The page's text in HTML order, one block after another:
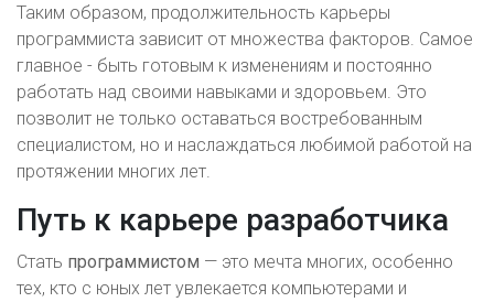
Таким образом, продолжительность карьеры
программиста зависит от множества факторов. Самое
главное - быть готовым к изменениям и постоянно
работать над своими навыками и здоровьем. Это
позволит не только оставаться востребованным
специалистом, но и наслаждаться любимой работой на
протяжении многих лет.
Путь к карьере разработчика
Стать программистом — это мечта многих, особенно
тех, кто с юных лет увлекается компьютерами и